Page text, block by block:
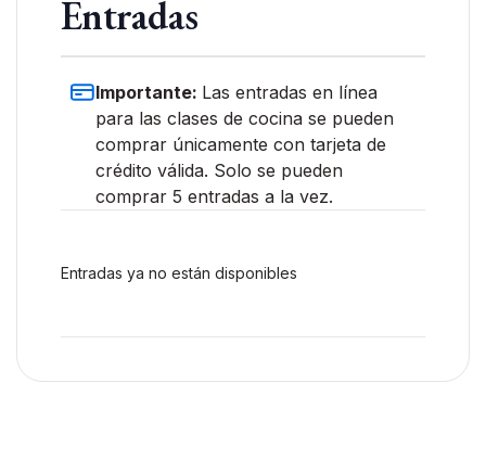
Entradas
Importante: Las entradas en línea
para las clases de cocina se pueden
comprar únicamente con tarjeta de
crédito válida. Solo se pueden
comprar 5 entradas a la vez.
Entradas ya no están disponibles